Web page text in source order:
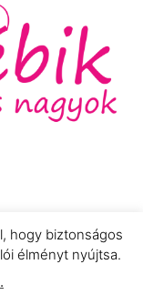
TagDiv
hogy biztonságos
élményt nyújtsa.